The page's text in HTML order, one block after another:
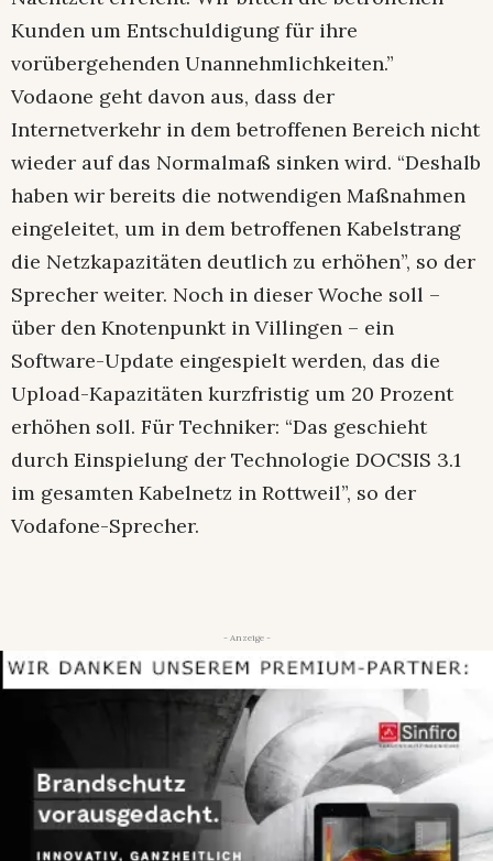
Kunden um Entschuldigung für ihre
vorübergehenden Unannehmlichkeiten.”
Vodaone geht davon aus, dass der
Internetverkehr in dem betroffenen Bereich nicht
wieder auf das Normalmaß sinken wird. “Deshalb
haben wir bereits die notwendigen Maßnahmen
eingeleitet, um in dem betroffenen Kabelstrang
die Netzkapazitäten deutlich zu erhöhen”, so der
Sprecher weiter. Noch in dieser Woche soll –
über den Knotenpunkt in Villingen – ein
Software-Update eingespielt werden, das die
Upload-Kapazitäten kurzfristig um 20 Prozent
erhöhen soll. Für Techniker: “Das geschieht
durch Einspielung der Technologie DOCSIS 3.1
im gesamten Kabelnetz in Rottweil”, so der
Vodafone-Sprecher.
- Anzeige -